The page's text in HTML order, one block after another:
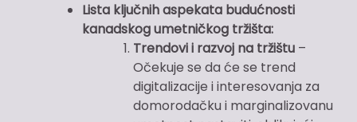
Lista ključnih aspekata budućnosti
kanadskog umetničkog tržišta:
Trendovi i razvoj na tržištu –
Očekuje se da će se trend
digitalizacije i interesovanja za
domorodačku i marginalizovanu